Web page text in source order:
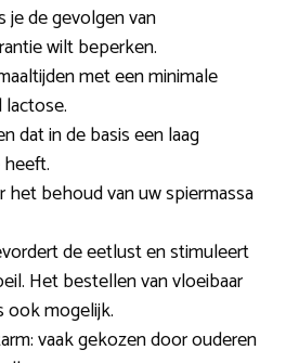
je de gevolgen van
wilt beperken.
met een minimale
dat in de basis een laag
het behoud van uw spiermassa
de eetlust en stimuleert
Het bestellen van vloeibaar
ook mogelijk.
vaak gekozen door ouderen